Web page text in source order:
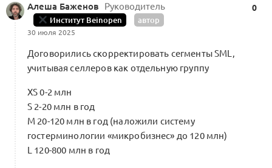
Алеша Баженов Руководитель
Институт Beinopen автор
30 июля 2025
0
Договорились скорректировать сегменты SML,
учитывая селлеров как отдельную группу
XS 0-2 млн
S 2-20 млн в год
M 20-120 млн в год (наложили систему
гостерминологии «микробизнес» до 120 млн)
L 120-800 млн в год